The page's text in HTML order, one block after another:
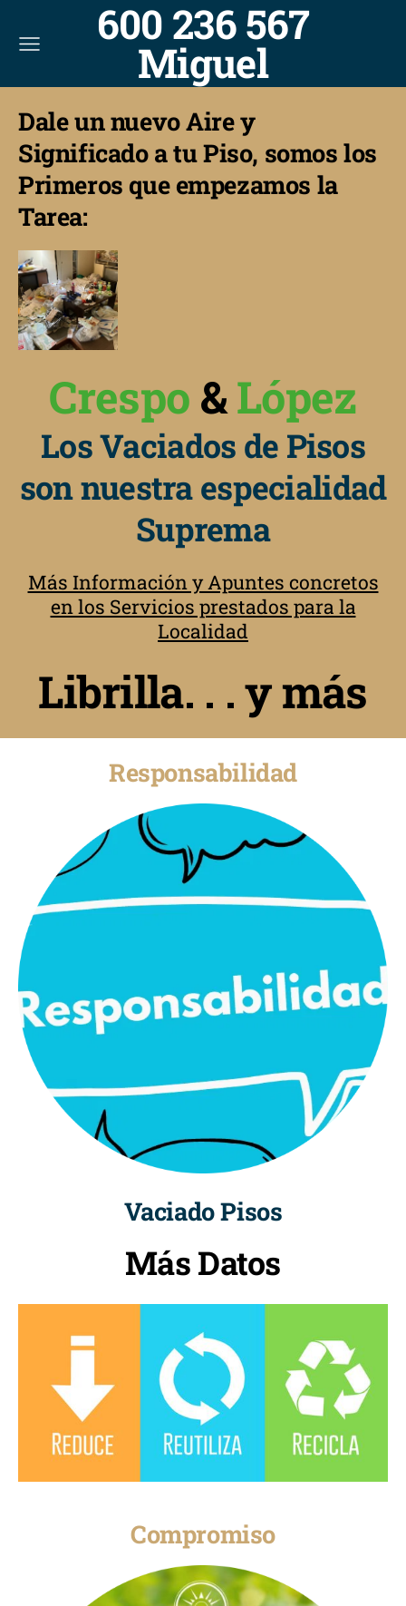
600 236 567
Miguel
Dale un nuevo Aire y
Significado a tu Piso, somos los
Primeros que empezamos la
Tarea:
Crespo &López
Los Vaciados de Pisos
son nuestra especialidad
Suprema
Más Información y Apuntes concretos
en los Servicios prestados para la
Localidad
Librilla. . . y más
Responsabilidad
Vaciado Pisos
Más Datos
Compromiso